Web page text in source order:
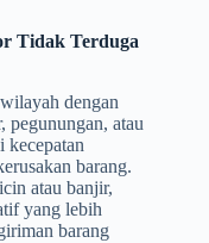
Tidak Terduga
dengan
pegunungan, atau
kecepatan
barang.
atau banjir,
yang lebih
barang